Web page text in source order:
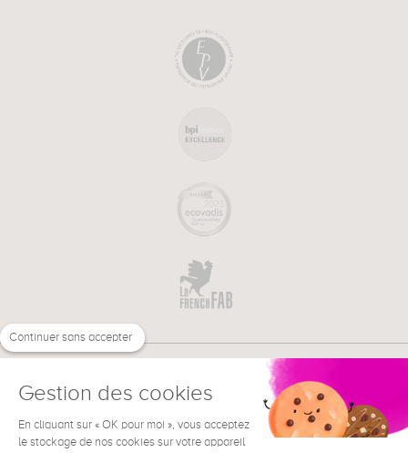
BESOIN D'AIDE ? FR
Continuer sans accepter
Gestion des cookies
En cliquant sur « OK pour moi », vous acceptez
le stockage de nos cookies sur votre appareil